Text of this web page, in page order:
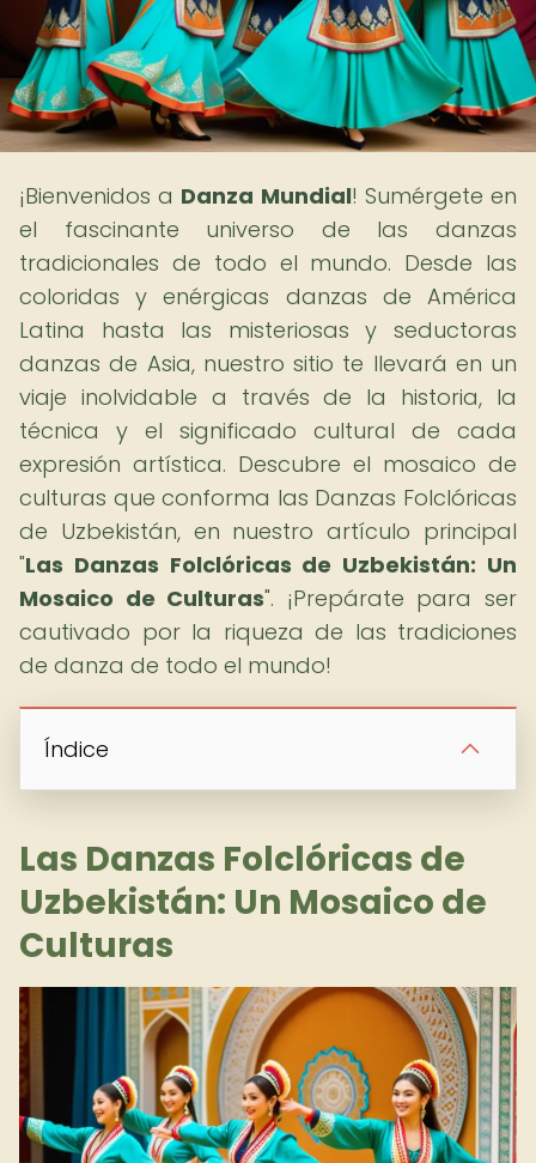
¡Bienvenidos a Danza Mundial! Sumérgete en
el fascinante universo de las danzas
tradicionales de todo el mundo. Desde las
coloridas y enérgicas danzas de América
Latina hasta las misteriosas y seductoras
danzas de Asia, nuestro sitio te llevará en un
viaje inolvidable a través de la historia, la
técnica y el significado cultural de cada
expresión artística. Descubre el mosaico de
culturas que conforma las Danzas Folclóricas
de Uzbekistán, en nuestro artículo principal
"Las Danzas Folclóricas de Uzbekistán: Un
Mosaico de Culturas". ¡Prepárate para ser
cautivado por la riqueza de las tradiciones
de danza de todo el mundo!
Índice
Las Danzas Folclóricas de
Uzbekistán: Un Mosaico de
Culturas